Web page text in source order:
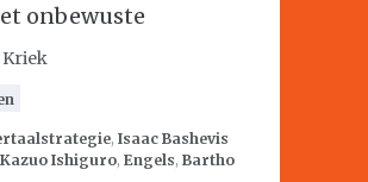
onbewuste
, Isaac Bashevis
Kazuo Ishiguro, Engels, Bartho